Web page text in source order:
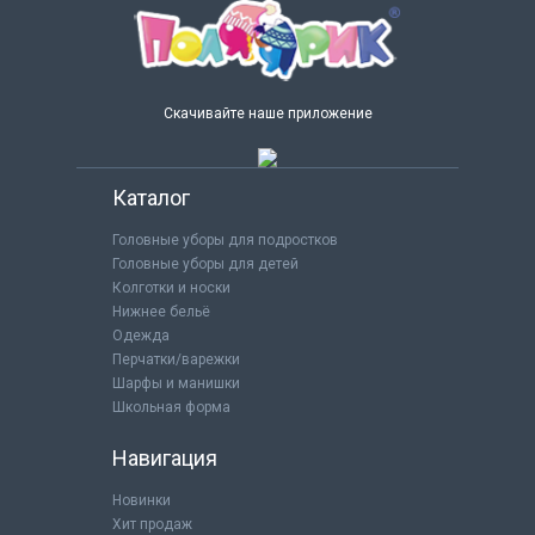
Скачивайте наше приложение
Каталог
Головные уборы для подростков
Головные уборы для детей
Колготки и носки
Нижнее бельё
Одежда
Перчатки/варежки
Шарфы и манишки
Школьная форма
Навигация
Новинки
Хит продаж